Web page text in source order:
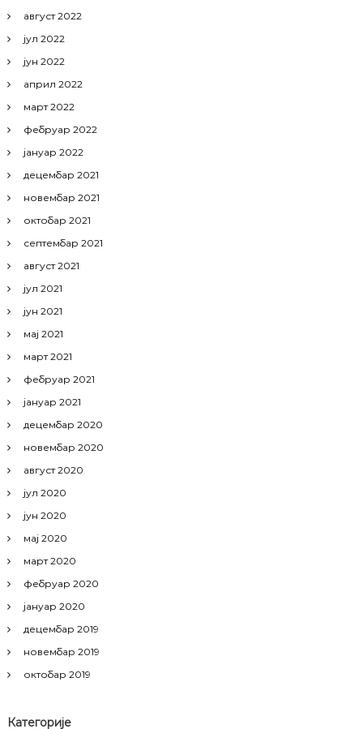
август 2022
јул 2022
јун 2022
април 2022
март 2022
фебруар 2022
јануар 2022
децембар 2021
новембар 2021
октобар 2021
септембар 2021
август 2021
јул 2021
јун 2021
мај 2021
март 2021
фебруар 2021
јануар 2021
децембар 2020
новембар 2020
август 2020
јул 2020
јун 2020
мај 2020
март 2020
фебруар 2020
јануар 2020
децембар 2019
новембар 2019
октобар 2019
Категорије